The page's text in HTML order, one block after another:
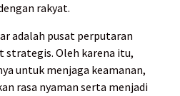
rakyat.
adalah pusat perputaran
strategis. Oleh karena itu,
untuk menjaga keamanan,
rasa nyaman serta menjadi